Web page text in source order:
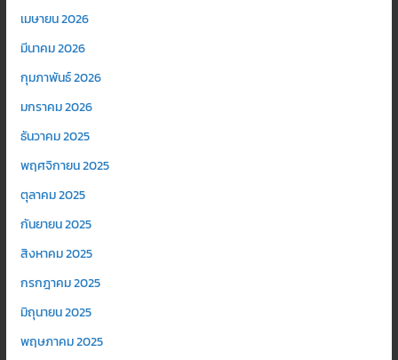
เมษายน 2026
มีนาคม 2026
กุมภาพันธ์ 2026
มกราคม 2026
ธันวาคม 2025
พฤศจิกายน 2025
ตุลาคม 2025
กันยายน 2025
สิงหาคม 2025
กรกฎาคม 2025
มิถุนายน 2025
พฤษภาคม 2025